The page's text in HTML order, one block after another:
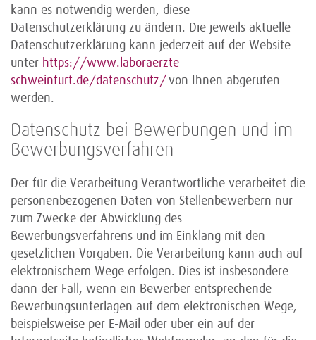
kann es notwendig werden, diese
Datenschutzerklärung zu ändern. Die jeweils aktuelle
Datenschutzerklärung kann jederzeit auf der Website
unter https://www.laboraerzte-
schweinfurt.de/datenschutz/von Ihnen abgerufen
werden.
Datenschutz bei Bewerbungen und im
Bewerbungsverfahren
Der für die Verarbeitung Verantwortliche verarbeitet die
personenbezogenen Daten von Stellenbewerbern nur
zum Zwecke der Abwicklung des
Bewerbungsverfahrens und im Einklang mit den
gesetzlichen Vorgaben. Die Verarbeitung kann auch auf
elektronischem Wege erfolgen. Dies ist insbesondere
dann der Fall, wenn ein Bewerber entsprechende
Bewerbungsunterlagen auf dem elektronischen Wege,
beispielsweise per E-Mail oder über ein auf der